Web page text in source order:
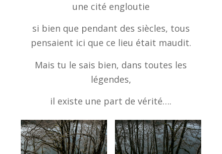
une cité engloutie
si bien que pendant des siècles, tous
pensaient ici que ce lieu était maudit.
Mais tu le sais bien, dans toutes les
légendes,
il existe une part de vérité….